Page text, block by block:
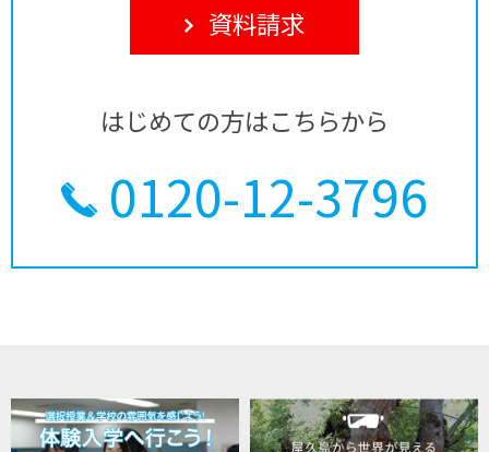
資料請求
はじめての方はこちらから
0120-12-3796